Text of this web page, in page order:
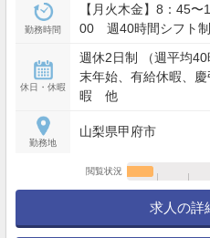
勤務時間
【月火木金】8：45
00 週40時間シフト制
休日・休暇
週休2日制 （週平均
末年始、有給休暇、
暇 他
勤務地
山梨県甲府市
閲覧状況
求人の詳